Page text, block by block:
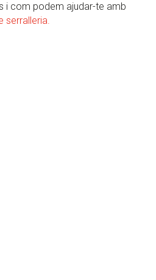
i com podem ajudar-te amb
serralleria.